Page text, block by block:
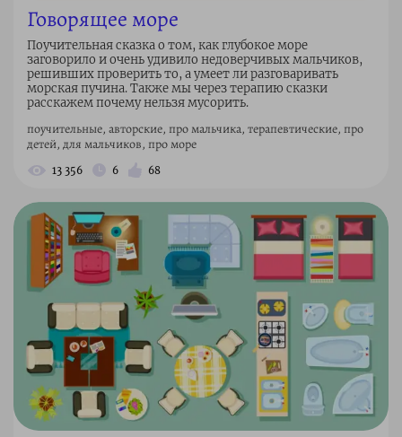
Говорящее море
Поучительная сказка о том, как глубокое море
заговорило и очень удивило недоверчивых мальчиков,
решивших проверить то, а умеет ли разговаривать
морская пучина. Также мы через терапию сказки
расскажем почему нельзя мусорить.
поучительные, авторские, про мальчика, терапевтические, про
детей, для мальчиков, про море
13 356 6 68